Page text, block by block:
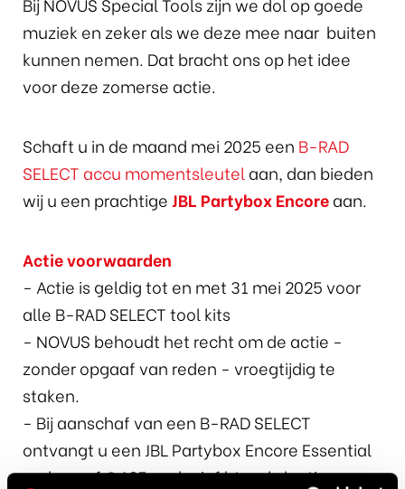
muziek en zeker als we deze mee naar buiten
kunnen nemen. Dat bracht ons op het idee
voor deze zomerse actie.
Schaft u in de maand mei 2025 een B-RAD
SELECT accu momentsleutel aan, dan bieden
wij u een prachtigeJBL Partybox Encoreaan.
Actie voorwaarden
- Actie is geldig tot en met 31 mei 2025 voor
alle B-RAD SELECT tool kits
- NOVUS behoudt het recht om de actie -
zonder opgaaf van reden - vroegtijdig te
staken.
- Bij aanschaf van een B-RAD SELECT
ontvangt u een JBL Partybox Encore Essential
cadeau of € 125 exclusief btw als korting op